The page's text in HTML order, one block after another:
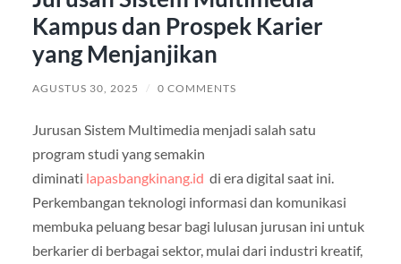
Kampus dan Prospek Karier
yang Menjanjikan
AGUSTUS 30, 2025 / 0 COMMENTS
Jurusan Sistem Multimedia menjadi salah satu
program studi yang semakin
diminati lapasbangkinang.id di era digital saat ini.
Perkembangan teknologi informasi dan komunikasi
membuka peluang besar bagi lulusan jurusan ini untuk
berkarier di berbagai sektor, mulai dari industri kreatif,